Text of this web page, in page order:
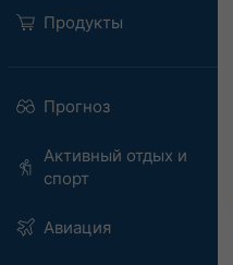
Продукты
Прогноз
Активный отдых и
спорт
Авиация